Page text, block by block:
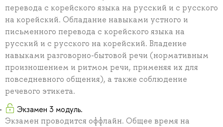
перевода с корейского языка на русский и с русского
на корейский. Обладание навыками устного и
письменного перевода с корейского языка на
русский и с русского на корейский. Владение
навыками разговорно-бытовой речи (нормативным
произношением и ритмом речи, применяя их для
повседневного общения), а также соблюдение
речевого этикета.
Экзамен 3 модуль.
Экзамен проводится оффлайн. Общее время на